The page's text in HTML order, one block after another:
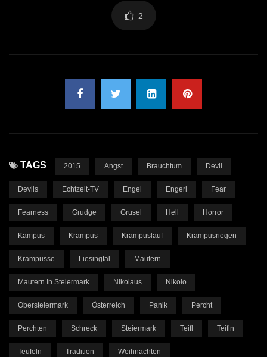
2
TAGS 2015 Angst Brauchtum Devil
Devils Echtzeit-TV Engel Engerl Fear
Fearness Grudge Grusel Hell Horror
Kampus Krampus Krampuslauf Krampusriegen
Krampusse Liesingtal Mautern
Mautern In Steiermark Nikolaus Nikolo
Obersteiermark Österreich Panik Percht
Perchten Schreck Steiermark Teifl Teifln
Teufeln Tradition Weihnachten